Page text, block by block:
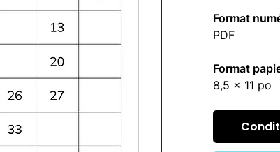
Format
PDF
Format
8,5 x 11 po